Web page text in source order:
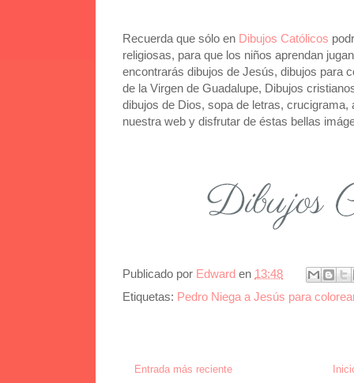
Recuerda que sólo en Dibujos Católicos
religiosas, para que los niños aprendan
encontrarás dibujos de Jesús, dibujos para
de la Virgen de Guadalupe, Dibujos
dibujos de Dios, sopa de letras,
nuestra web y disfrutar de éstas bellas
Publicado por Edward en 13:48
Etiquetas: Pedro Niega a Jesús para
Entrada más reciente